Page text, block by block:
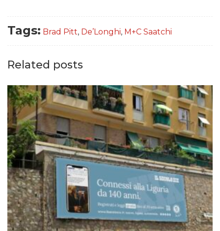
Tags: Brad Pitt, De’Longhi, M+C Saatchi
Related posts